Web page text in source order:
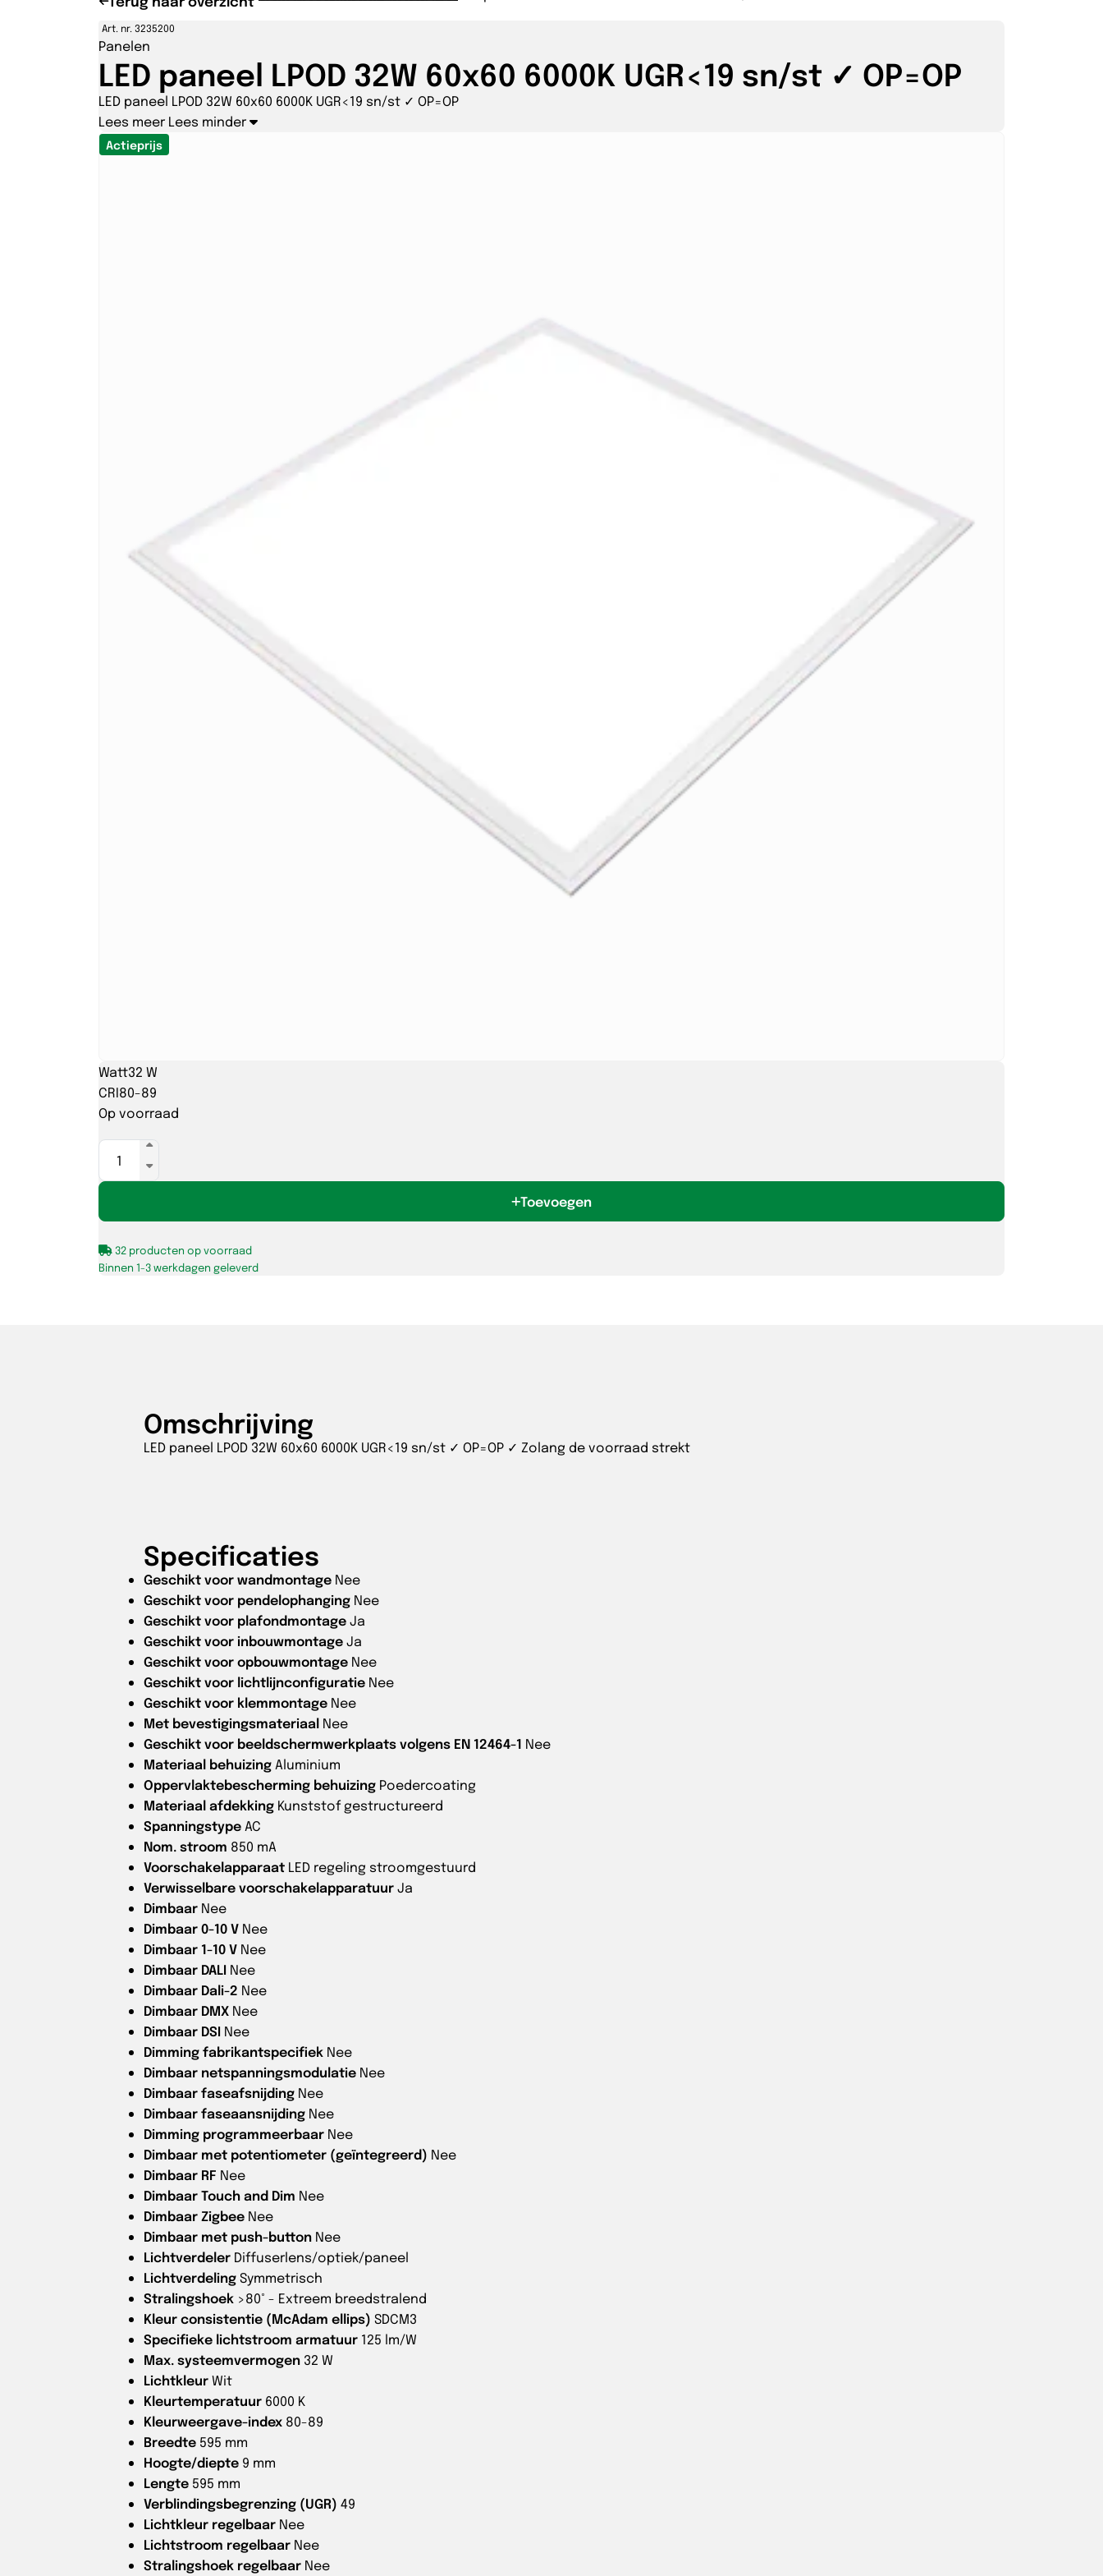
Art. nr. 3235200
Panelen
LED paneel LPOD 32W 60x60 6000K UGR<19 sn/st ✓ OP=OP
LED paneel LPOD 32W 60x60 6000K UGR<19 sn/st ✓ OP=OP
Lees meer Lees minder
Actieprijs
Watt32 W
CRI80-89
Op voorraad
paneel
LPOD
6000K
UGR<19
Toevoegen
32 producten op voorraad
Binnen 1-3 werkdagen geleverd
Omschrijving
LED paneel LPOD 32W 60x60 6000K UGR<19 sn/st ✓ OP=OP ✓ Zolang de voorraad strekt
Specificaties
Geschikt voor wandmontage Nee
Geschikt voor pendelophanging Nee
Geschikt voor plafondmontageJa
Geschikt voor inbouwmontageJa
Geschikt voor opbouwmontage Nee
Geschikt voor lichtlijnconfiguratie Nee
Geschikt voor klemmontage Nee
Met bevestigingsmateriaal Nee
Geschikt voor beeldschermwerkplaats volgens EN 12464-1 Nee
Materiaal behuizing Aluminium
Oppervlaktebescherming behuizing Poedercoating
Materiaal afdekking Kunststof gestructureerd
Spanningstype AC
Nom. stroom 850 mA
Voorschakelapparaat LED regeling stroomgestuurd
Verwisselbare voorschakelapparatuurJa
Dimbaar Nee
Dimbaar 0-10 V Nee
Dimbaar 1-10 V Nee
Dimbaar DALI Nee
Dimbaar Dali-2 Nee
Dimbaar DMX Nee
Dimbaar DSI Nee
Dimming fabrikantspecifiek Nee
Dimbaar netspanningsmodulatie Nee
Dimbaar faseafsnijding Nee
Dimbaar faseaansnijding Nee
Dimming programmeerbaar Nee
Dimbaar met potentiometer (geïntegreerd) Nee
Dimbaar RF Nee
Dimbaar Touch and Dim Nee
Dimbaar Zigbee Nee
Dimbaar met push-button Nee
Lichtverdeler Diffuserlens/optiek/paneel
LichtverdelingSymmetrisch
Stralingshoek >80° - Extreem breedstralend
Kleur consistentie (McAdam ellips) SDCM3
Specifieke lichtstroom armatuur 125 lm/W
Max. systeemvermogen 32 W
LichtkleurWit
Kleurtemperatuur 6000 K
Kleurweergave-index 80-89
Breedte 595 mm
Hoogte/diepte 9 mm
Lengte 595 mm
Verblindingsbegrenzing (UGR) 49
Lichtkleur regelbaar Nee
Lichtstroom regelbaar Nee
Stralingshoek regelbaar Nee